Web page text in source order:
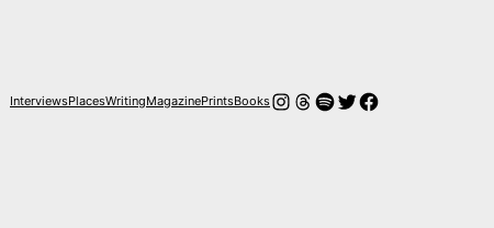
InterviewsPlacesWritingMagazinePrintsBooksInstagram
Hilos
Spotify
Twitter
Facebook